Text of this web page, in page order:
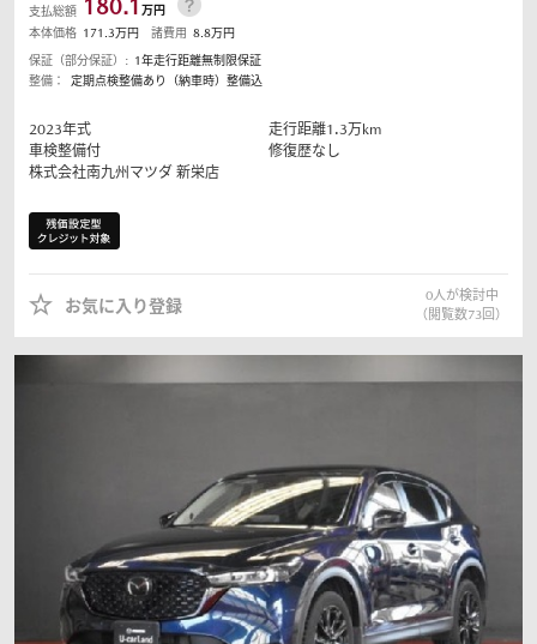
支払総額 180.1 万円
本体価格 171.3万円 諸費用 8.8万円
保証（部分保証）: 1年走行距離無制限保証
整備：
定期点検整備あり（納車時）整備込
2023年式 走行距離1.3万km
車検整備付
修復歴なし
株式会社南九州マツダ 新栄店
お気に入り登録
0人が検討中
（閲覧数73回）